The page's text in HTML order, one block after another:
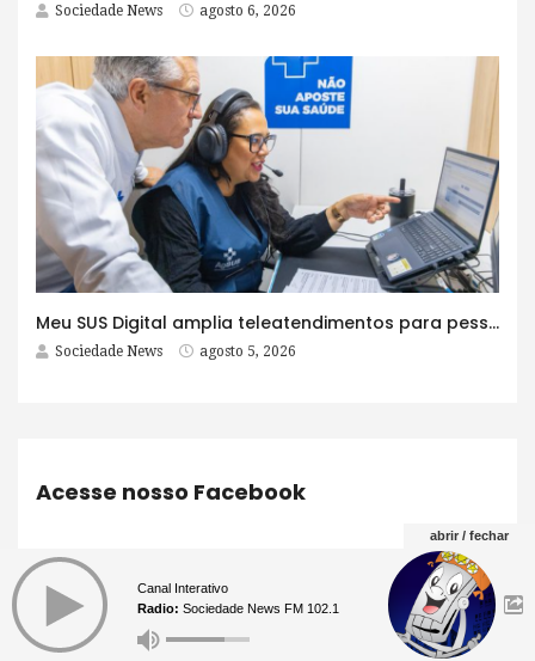
Sociedade News agosto 6, 2026
Meu SUS Digital amplia teleatendimentos para pessoas com problemas com jogos e apostas
Sociedade News agosto 5, 2026
Acesse nosso Facebook
abrir / fechar
Canal Interativo
Radio: Sociedade News FM 102.1